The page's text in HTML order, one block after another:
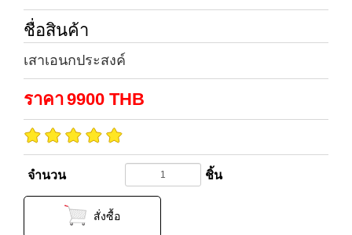
ชื่อสินค้า
เสาเอนกประสงค์
ราคา9900 THB
จำนวน ชิ้น
สั่งซื้อ